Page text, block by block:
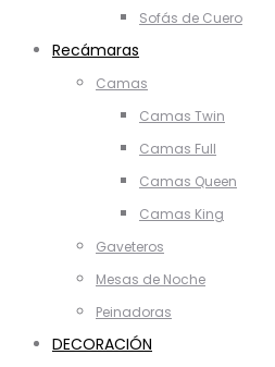
Sofás de Cuero
Recámaras
Camas
Camas Twin
Camas Full
Camas Queen
Camas King
Gaveteros
Mesas de Noche
Peinadoras
DECORACIÓN